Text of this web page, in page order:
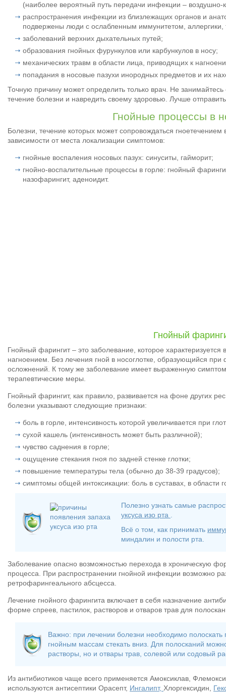
(наиболее вероятный путь передачи инфекции – воздушно-
распространения инфекции из близлежащих органов и
подвержены люди с ослабленным иммунитетом, аллергики,
заболеваний верхних дыхательных путей;
образования гнойных фурункулов или карбункулов в носу;
механических травм в области лица, приводящих к
попадания в носовые пазухи инородных предметов и их
Точную причину может определить только врач. Не
течение болезни и навредить своему здоровью. Лучше
Гнойные процессы в
Болезни, течение которых может сопровождаться
зависимости от места локализации симптомов:
гнойные воспаления носовых пазух: синуситы, гайморит;
гнойно-воспалительные процессы в горле: гнойный
назофарингит, аденоидит.
Гнойный
Гнойный фарингит – это заболевание, которое характеризуется
нагноением. Без лечения гной в носоглотке, образующийся при
осложнений. К тому же заболевание имеет выраженную
терапевтические меры.
Гнойный фарингит, как правило, развивается на фоне других
болезни указывают следующие признаки:
боль в горле, интенсивность которой увеличивается при
сухой кашель (интенсивность может быть различной);
чувство саднения в горле;
ощущение стекания гноя по задней стенке глотки;
повышение температуры тела (обычно до 38-39 градусов);
симптомы общей интоксикации: боль в суставах, в области
Полезно узнать самые
уксуса изо рта
Всё о том, как принимать
миндалин и полости рта.
Заболевание опасно возможностью перехода в хроническую
процесса. При распространении гнойной инфекции возможно
ретрофарингеального абсцесса.
Лечение гнойного фарингита включает в себя назначение
форме спреев, пастилок, растворов и отваров трав для
Важно: при лечении болезни необходимо
гнойным массам стекать вниз. Для полосканий
растворы, но и отвары трав, солевой или содовый
Из антибиотиков чаще всего применяется Амоксиклав,
используются антисептики Орасепт, Ингалипт, Хлоргексидин,